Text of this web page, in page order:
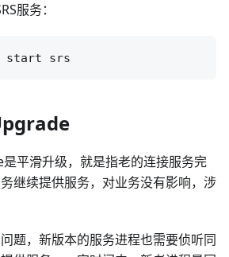
服务：
平滑升级，就是指老的连接服务完
继续提供服务，对业务没有影响，涉
题，新版本的服务进程也需要侦听同